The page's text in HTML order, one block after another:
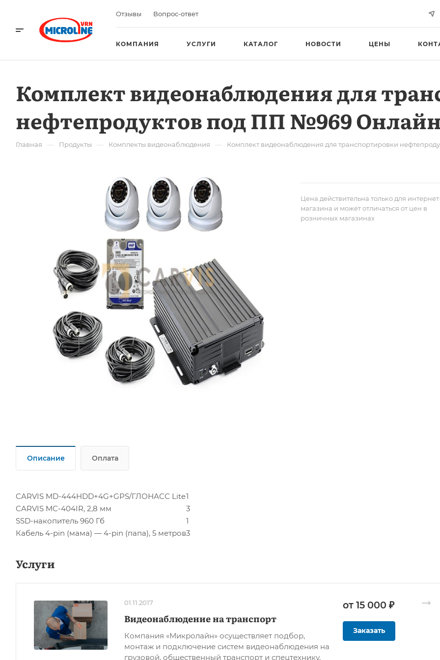
Отзывы Вопрос-ответ
КОМПАНИЯ УСЛУГИ КАТАЛОГ НОВОСТИ ЦЕНЫ
Комплект видеонаблюдения для
нефтепродуктов под ПП №969
Главная — Продукты — Комплекты видеонаблюдения — Комплект видеонаблюдения для транспортировки
Цена действительна только для
магазина и может отличаться от цен в
розничных магазинах
Описание Оплата
CARVIS MD-444HDD+4G+GPS/ГЛОНАСС Lite1
CARVIS MC-404IR, 2,8 мм
3
SSD-накопитель 960 Гб
1
Кабель 4-pin (мама) — 4-pin (папа), 5 метров3
Услуги
01.11.2017
Видеонаблюдение на транспорт
Компания «Микролайн» осуществляет подбор,
монтаж и подключение систем видеонаблюдения на
грузовой, общественный транспорт и спецтехнику.
от 15 000 ₽
Заказать